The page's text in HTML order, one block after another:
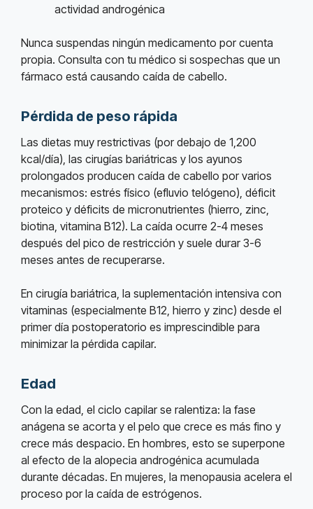
actividad androgénica
Nunca suspendas ningún medicamento por cuenta
propia. Consulta con tu médico si sospechas que un
fármaco está causando caída de cabello.
Pérdida de peso rápida
Las dietas muy restrictivas (por debajo de 1,200
kcal/día), las cirugías bariátricas y los ayunos
prolongados producen caída de cabello por varios
mecanismos: estrés físico (efluvio telógeno), déficit
proteico y déficits de micronutrientes (hierro, zinc,
biotina, vitamina B12). La caída ocurre 2-4 meses
después del pico de restricción y suele durar 3-6
meses antes de recuperarse.
En cirugía bariátrica, la suplementación intensiva con
vitaminas (especialmente B12, hierro y zinc) desde el
primer día postoperatorio es imprescindible para
minimizar la pérdida capilar.
Edad
Con la edad, el ciclo capilar se ralentiza: la fase
anágena se acorta y el pelo que crece es más fino y
crece más despacio. En hombres, esto se superpone
al efecto de la alopecia androgénica acumulada
durante décadas. En mujeres, la menopausia acelera el
proceso por la caída de estrógenos.